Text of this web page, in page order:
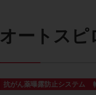
オートスピ
抗がん薬曝露防止システム